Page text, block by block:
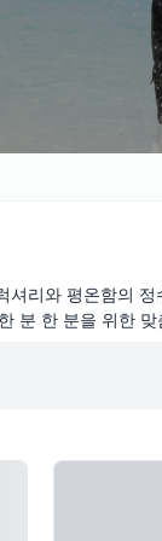
리와 평온함의
분 한 분을 위한